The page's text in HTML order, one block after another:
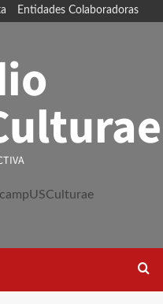
Entidades Colaboradoras